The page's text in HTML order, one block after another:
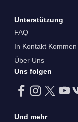
Unterstützung
FAQ
In Kontakt Kommen
Über Uns
Uns folgen
Und mehr